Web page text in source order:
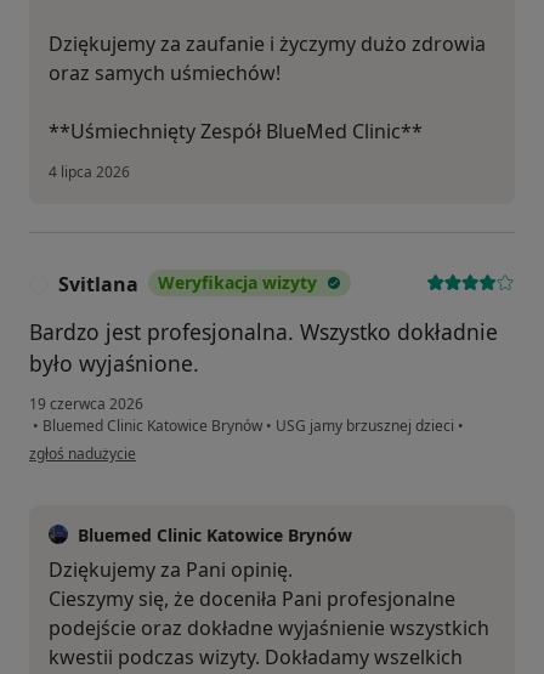
Dziękujemy za zaufanie i życzymy dużo zdrowia
oraz samych uśmiechów!
**Uśmiechnięty Zespół BlueMed Clinic**
4 lipca 2026
Svitlana Weryfikacja wizyty
Bardzo jest profesjonalna. Wszystko dokładnie
było wyjaśnione.
19 czerwca 2026
• Bluemed Clinic Katowice Brynów • USG jamy brzusznej dzieci •
w opinii użytkownika Svitlana
zgłoś nadużycie
Bluemed Clinic Katowice Brynów
Dziękujemy za Pani opinię.
Cieszymy się, że doceniła Pani profesjonalne
podejście oraz dokładne wyjaśnienie wszystkich
kwestii podczas wizyty. Dokładamy wszelkich